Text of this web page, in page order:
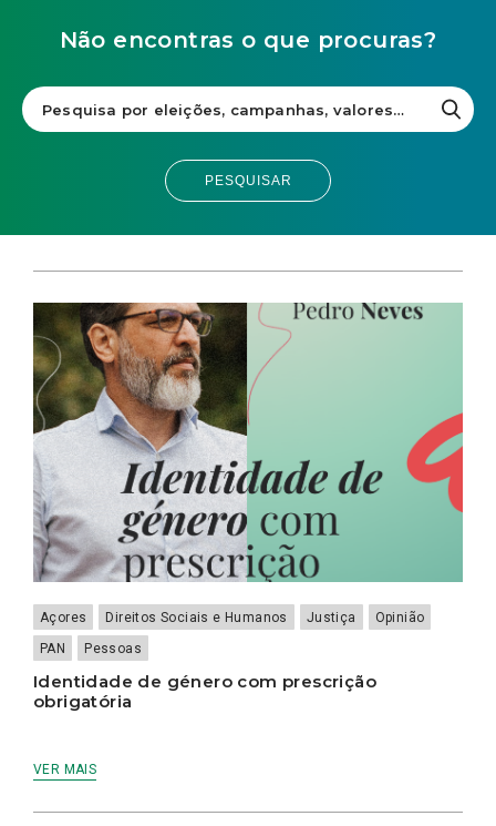
Não encontras o que procuras?
PESQUISAR
Açores Direitos Sociais e Humanos Justiça
Opinião
PAN
Pessoas
Identidade de género com prescrição
obrigatória
VER MAIS